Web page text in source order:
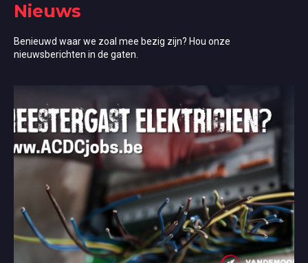
Nieuws
Benieuwd waar we zoal mee bezig zijn? Hou onze
nieuwsberichten in de gaten.